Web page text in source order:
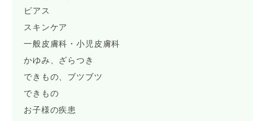
ピアス
スキンケア
一般皮膚科・小児皮膚科
かゆみ、ざらつき
できもの、ブツブツ
できもの
お子様の疾患